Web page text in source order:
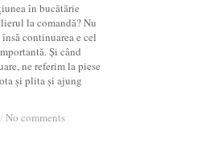
în bucătărie
la comandă? Nu
continuarea e cel
Și când
ne referim la piese
și plita și ajung
/ No comments
/ No comments